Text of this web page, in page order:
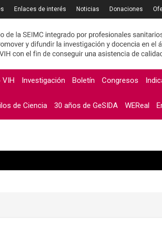
Enlaces de interés Noticias Donaciones
VIH Investigación Boletín Congresos
de Ciencia 30 años de GeSIDA WEReal